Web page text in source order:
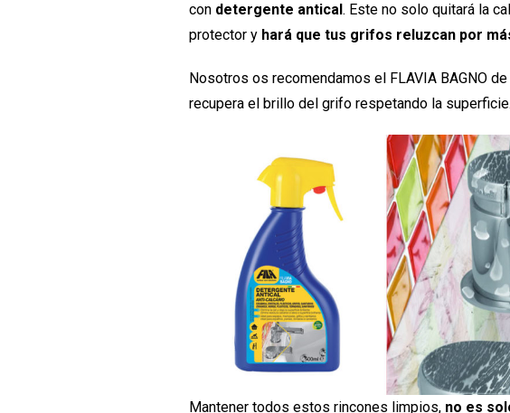
con detergente antical. Este no solo quitará la
protector y hará que tus grifos reluzcan por
Nosotros os recomendamos el FLAVIA BAGNO
recupera el brillo del grifo respetando la superficie.
Mantener todos estos rincones limpios, no es